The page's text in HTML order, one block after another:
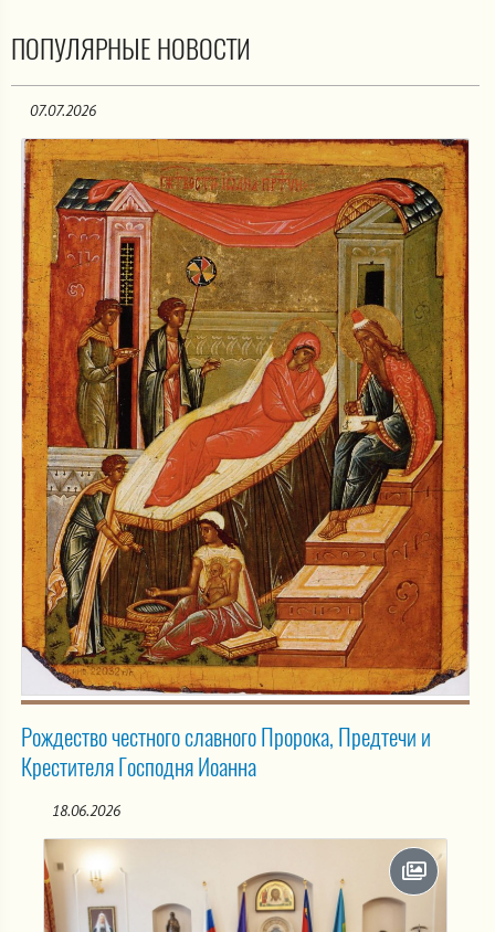
ПОПУЛЯРНЫЕ НОВОСТИ
07.07.2026
Рождество честного славного Пророка, Предтечи и
Крестителя Господня Иоанна
18.06.2026